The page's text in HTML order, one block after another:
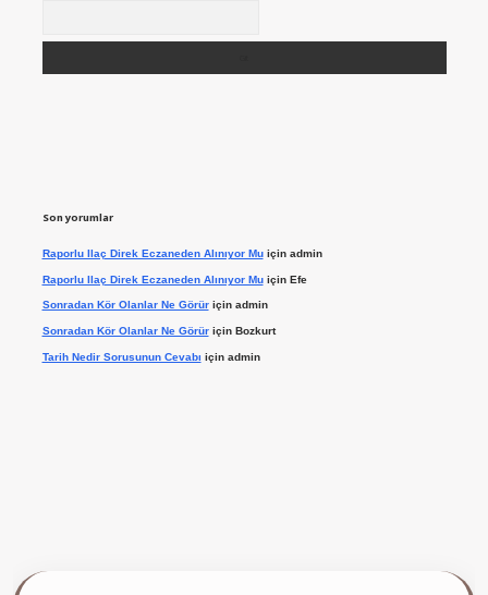
Son yorumlar
Raporlu Ilaç Direk Eczaneden Alınıyor Muiçin admin
Raporlu Ilaç Direk Eczaneden Alınıyor Muiçin Efe
Sonradan Kör Olanlar Ne Görüriçin admin
Sonradan Kör Olanlar Ne Görüriçin Bozkurt
Tarih Nedir Sorusunun Cevabı için admin